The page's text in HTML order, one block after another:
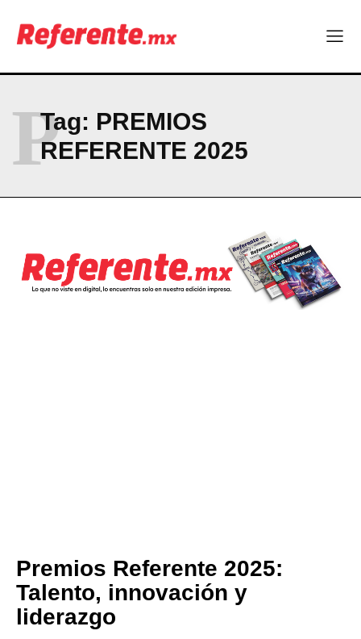
Tag: PREMIOS
REFERENTE 2025
P
Premios Referente 2025:
Talento, innovación y
liderazgo